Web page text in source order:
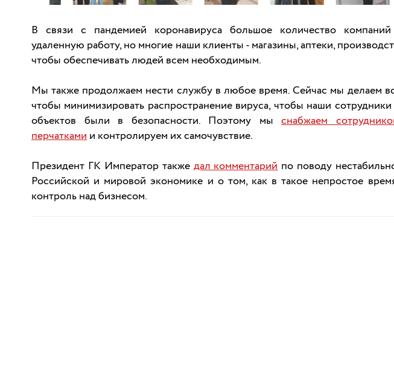
В связи с пандемией коронавируса большое количество
удаленную работу, но многие наши клиенты - магазины, аптеки,
чтобы обеспечивать людей всем необходимым.
Мы также продолжаем нести службу в любое время. Сейчас мы делаем
чтобы минимизировать распространение вируса, чтобы наши
объектов были в безопасности. Поэтому мыснабжаем
перчаткамии контролируем их самочувствие.
Президент ГК Император также дал комментарийпо поводу
Российской и мировой экономике и о том, как в такое непростое
контроль над бизнесом.